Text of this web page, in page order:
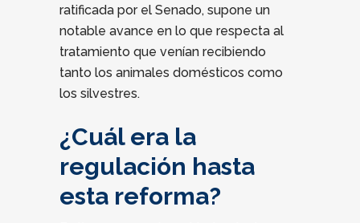
ratificada por el Senado, supone un
notable avance en lo que respecta al
tratamiento que venían recibiendo
tanto los animales domésticos como
los silvestres.
¿Cuál era la
regulación hasta
esta reforma?